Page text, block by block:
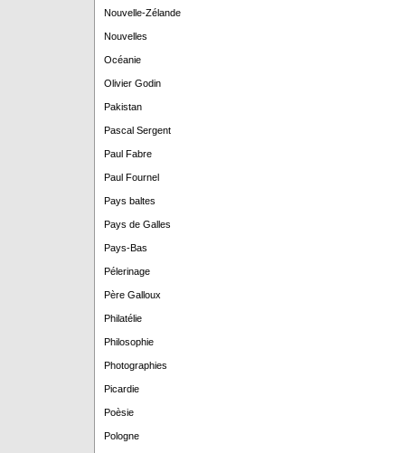
Nouvelle-Zélande
Nouvelles
Océanie
Olivier Godin
Pakistan
Pascal Sergent
Paul Fabre
Paul Fournel
Pays baltes
Pays de Galles
Pays-Bas
Pélerinage
Père Galloux
Philatélie
Philosophie
Photographies
Picardie
Poèsie
Pologne